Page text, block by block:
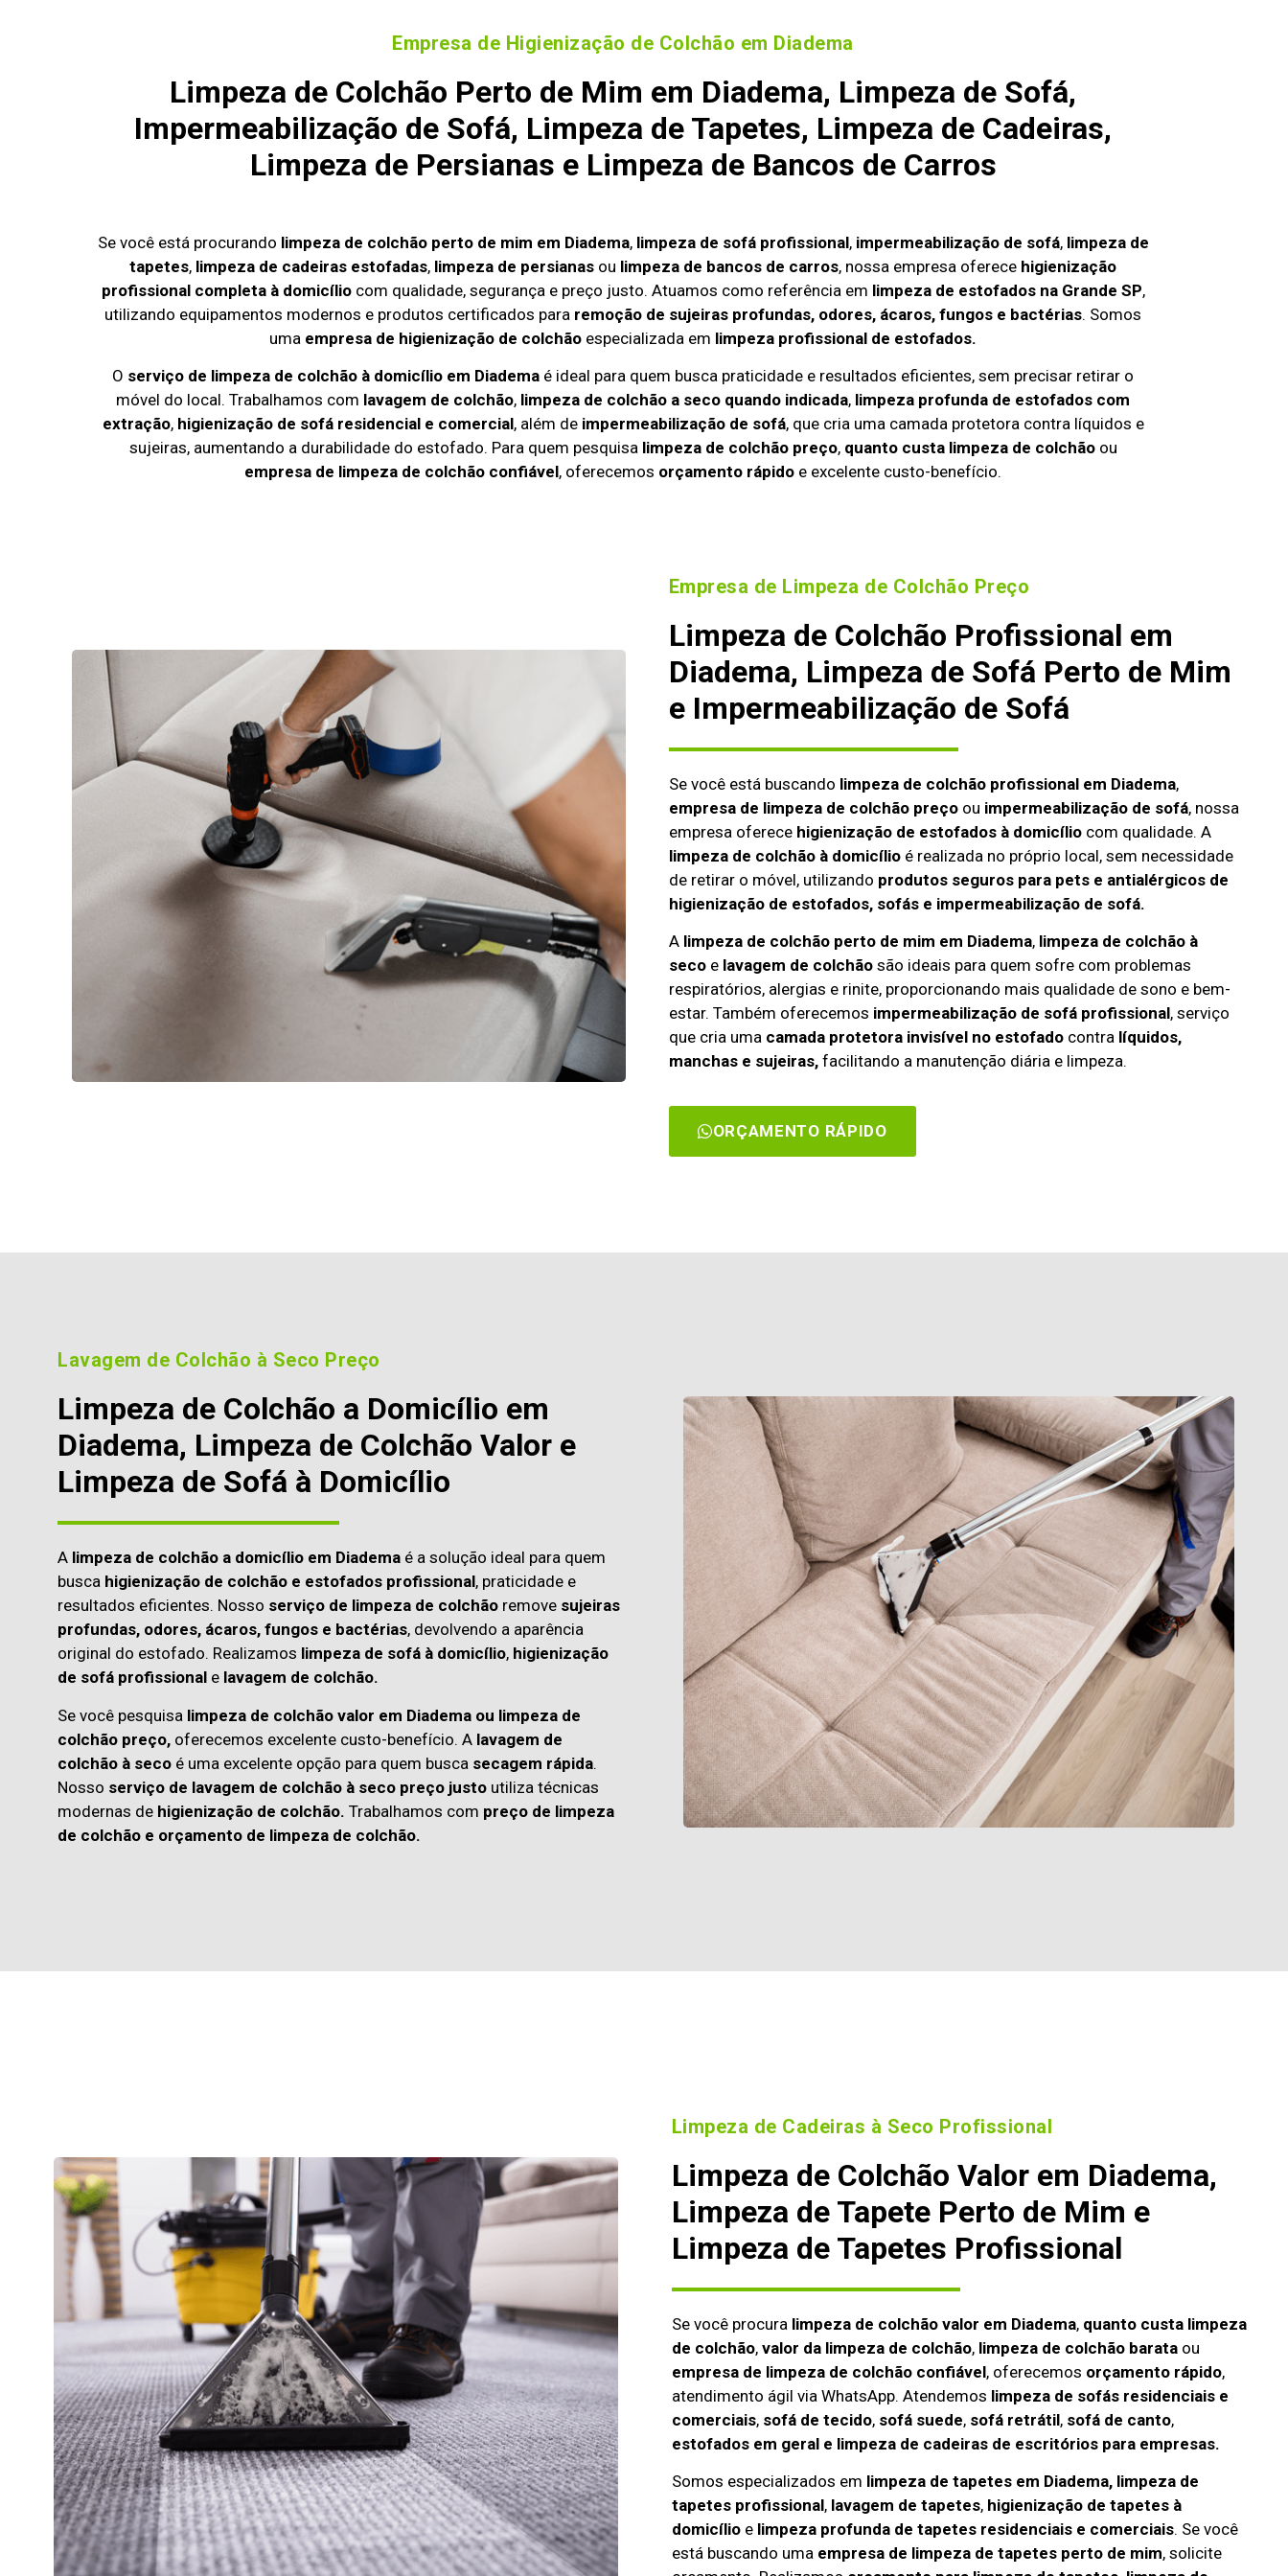
Empresa de Higienização de Colchão em Diadema
Limpeza de Colchão Perto de Mim em Diadema, Limpeza de Sofá,
Impermeabilização de Sofá, Limpeza de Tapetes, Limpeza de Cadeiras,
Limpeza de Persianas e Limpeza de Bancos de Carros
Se você está procurando limpeza de colchão perto de mim em Diadema, limpeza de sofá profissional, impermeabilização de sofá, limpeza de
tapetes, limpeza de cadeiras estofadas, limpeza de persianas ou limpeza de bancos de carros, nossa empresa oferece higienização
profissional completa à domicíliocom qualidade, segurança e preço justo. Atuamos como referência em limpeza de estofados na Grande SP,
utilizando equipamentos modernos e produtos certificados para remoção de sujeiras profundas, odores, ácaros, fungos e bactérias. Somos
uma empresa de higienização de colchão especializada em limpeza profissional de estofados.
O serviço de limpeza de colchão à domicílio em Diadema é ideal para quem busca praticidade e resultados eficientes, sem precisar retirar o
móvel do local. Trabalhamos com lavagem de colchão, limpeza de colchão a seco quando indicada, limpeza profunda de estofados com
extração, higienização de sofá residencial e comercial, além de impermeabilização de sofá, que cria uma camada protetora contra líquidos e
sujeiras, aumentando a durabilidade do estofado. Para quem pesquisa limpeza de colchão preço, quanto custa limpeza de colchãoou
empresa de limpeza de colchão confiável, oferecemos orçamento rápido e excelente custo-benefício.
Empresa de Limpeza de Colchão Preço
Limpeza de Colchão Profissional em
Diadema, Limpeza de Sofá Perto de Mim
e Impermeabilização de Sofá
Se você está buscando limpeza de colchão profissional em Diadema,
empresa de limpeza de colchão preçoou impermeabilização de sofá, nossa
empresa oferece higienização de estofados à domicíliocom qualidade. A
limpeza de colchão à domicílioé realizada no próprio local, sem necessidade
de retirar o móvel, utilizando produtos seguros para pets e antialérgicos de
higienização de estofados, sofás e impermeabilização de sofá.
A limpeza de colchão perto de mim em Diadema, limpeza de colchão à
secoe lavagem de colchãosão ideais para quem sofre com problemas
respiratórios, alergias e rinite, proporcionando mais qualidade de sono e bem-
estar. Também oferecemos impermeabilização de sofá profissional, serviço
que cria uma camada protetora invisível no estofadocontra líquidos,
manchas e sujeiras,facilitando a manutenção diária e limpeza.
ORÇAMENTO RÁPIDO
Lavagem de Colchão à Seco Preço
Limpeza de Colchão a Domicílio em
Diadema, Limpeza de Colchão Valor e
Limpeza de Sofá à Domicílio
A limpeza de colchão a domicílio em Diadema é a solução ideal para quem
busca higienização de colchão e estofados profissional, praticidade e
resultados eficientes. Nosso serviço de limpeza de colchão remove sujeiras
profundas, odores, ácaros, fungos e bactérias, devolvendo a aparência
original do estofado. Realizamos limpeza de sofá à domicílio, higienização
de sofá profissional e lavagem de colchão.
Se você pesquisa limpeza de colchão valor em Diadema ou limpeza de
colchão preço, oferecemos excelente custo-benefício. A lavagem de
colchão à seco é uma excelente opção para quem busca secagem rápida.
Nosso serviço de lavagem de colchão à seco preço justo utiliza técnicas
modernas de higienização de colchão. Trabalhamos com preço de limpeza
de colchão e orçamento de limpeza de colchão.
Limpeza de Cadeiras à Seco Profissional
Limpeza de Colchão Valor em Diadema,
Limpeza de Tapete Perto de Mim e
Limpeza de Tapetes Profissional
Se você procura limpeza de colchão valor em Diadema, quanto custa limpeza
de colchão, valor da limpeza de colchão, limpeza de colchão barataou
empresa de limpeza de colchão confiável, oferecemos orçamento rápido,
atendimento ágil via WhatsApp. Atendemos limpeza de sofás residenciais e
comerciais, sofá de tecido, sofá suede, sofá retrátil, sofá de canto,
estofados em geral e limpeza de cadeiras de escritórios para empresas.
Somos especializados em limpeza de tapetes em Diadema, limpeza de
tapetes profissional, lavagem de tapetes, higienização de tapetes à
domicílioe limpeza profunda de tapetes residenciais e comerciais. Se você
está buscando uma empresa de limpeza de tapetes perto de mim, solicite